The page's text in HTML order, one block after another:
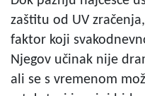
zaštitu od UV
faktor koji
Njegov učinak nije
ali se s vremenom